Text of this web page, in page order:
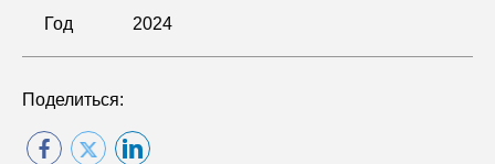
Год 2024
Поделиться: